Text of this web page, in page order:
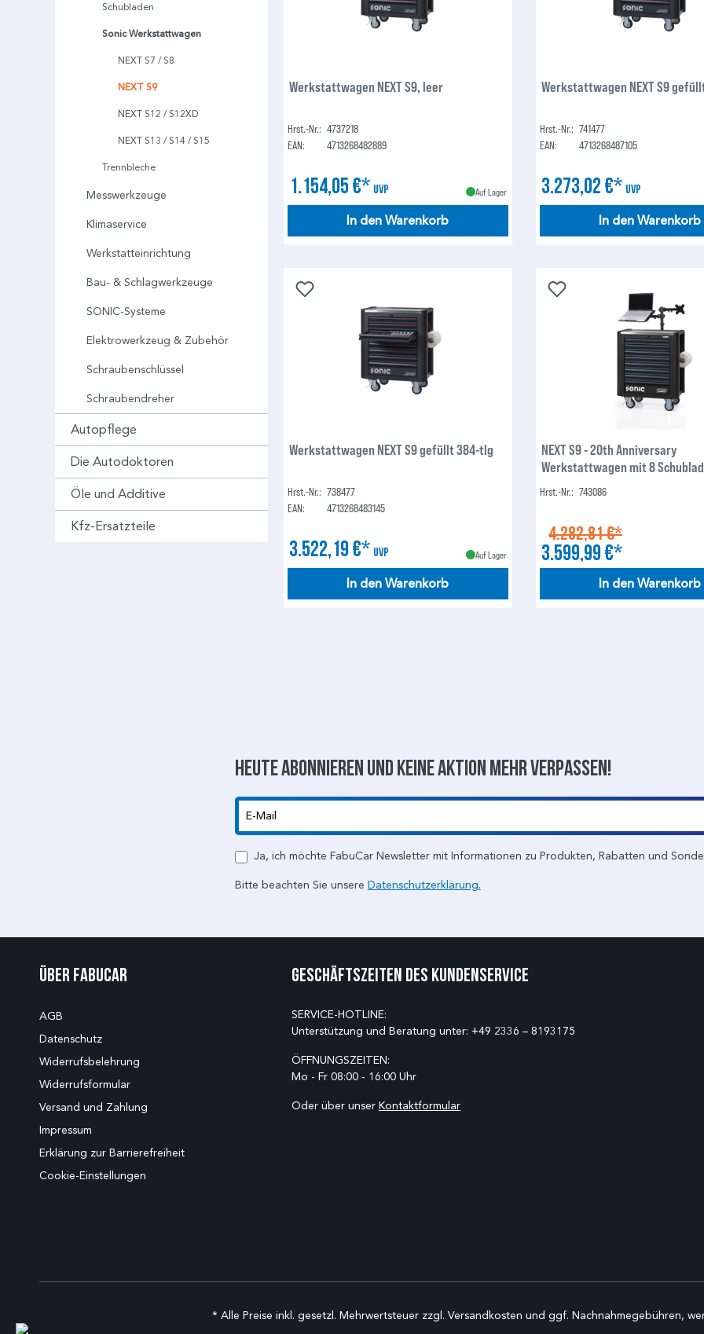
Schubladen
Sonic Werkstattwagen
NEXT S7 / S8
NEXT S9
NEXT S12 / S12XD
NEXT S13 / S14 / S15
Trennbleche
Messwerkzeuge
Klimaservice
Werkstatteinrichtung
Bau- & Schlagwerkzeuge
SONIC-Systeme
Elektrowerkzeug & Zubehör
Schraubenschlüssel
Schraubendreher
Autopflege
Die Autodoktoren
Öle und Additive
Kfz-Ersatzteile
Werkstattwagen NEXT S9, leer
Hrst.-Nr.: 4737218
EAN:
4713268482889
1.154,05 €* UVP Auf Lager
In den Warenkorb
Werkstattwagen NEXT S9
Hrst.-Nr.: 741477
EAN:
4713268487105
3.273,02 €* UVP
In den Warenkorb
Werkstattwagen NEXT S9 gefüllt 384-tlg
Hrst.-Nr.: 738477
EAN:
4713268483145
3.522,19 €* UVP Auf Lager
In den Warenkorb
NEXT S9 - 20th Anniversary
Werkstattwagen mit 8
Schubladen gefüllt mit 430
Hrst.-Nr.: 743086
4.282,81 €*
3.599,99 €*
In den Warenkorb
Heute abonnieren und keine aktion mehr verpassen!
Ja, ich möchte FabuCar Newsletter mit Informationen zu Produkten, Rabatten und
Bitte beachten Sie unsere Datenschutzerklärung.
Über Fabucar
AGB
Datenschutz
Widerrufsbelehrung
Widerrufsformular
Versand und Zahlung
Impressum
Erklärung zur Barrierefreiheit
Cookie-Einstellungen
Geschäftszeiten des Kundenservice
SERVICE-HOTLINE:
Unterstützung und Beratung unter: +49 2336 – 8193175
ÖFFNUNGSZEITEN:
Mo - Fr 08:00 - 16:00 Uhr
Oder über unser Kontaktformular
* Alle Preise inkl. gesetzl. Mehrwertsteuer zzgl. Versandkosten und ggf. Nachnahmegebühren,